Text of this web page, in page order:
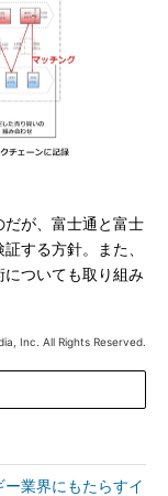
が、富士通と富士
する方針。また、
ついても取り組み
Inc. All Rights Reserved.
ー業界にもたらすイ